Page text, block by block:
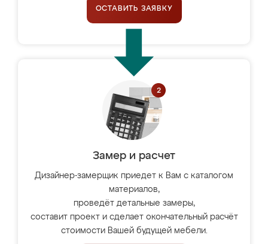
ОСТАВИТЬ ЗАЯВКУ
Замер и расчет
Дизайнер-замерщик приедет к Вам с каталогом
материалов,
проведёт детальные замеры,
составит проект и сделает окончательный расчёт
стоимости Вашей будущей мебели.